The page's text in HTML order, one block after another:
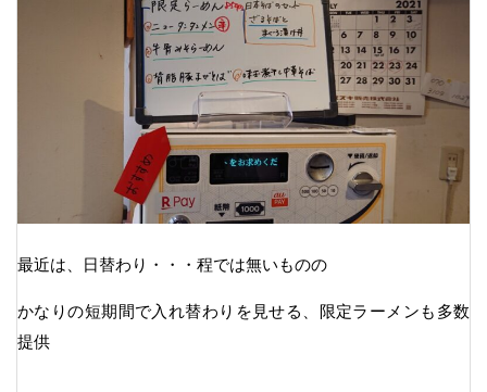
最近は、日替わり・・・程では無いものの
かなりの短期間で入れ替わりを見せる、限定ラーメンも多数
提供